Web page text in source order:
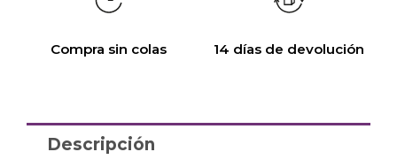
Compra sin colas 14 días de devolución
Descripción